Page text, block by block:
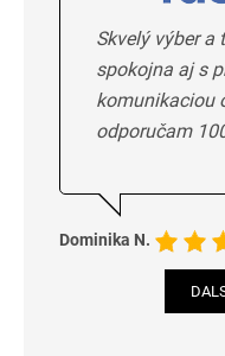
Skvelý výber a
spokojna aj s
komunikaciou
odporučam
Dominika N.